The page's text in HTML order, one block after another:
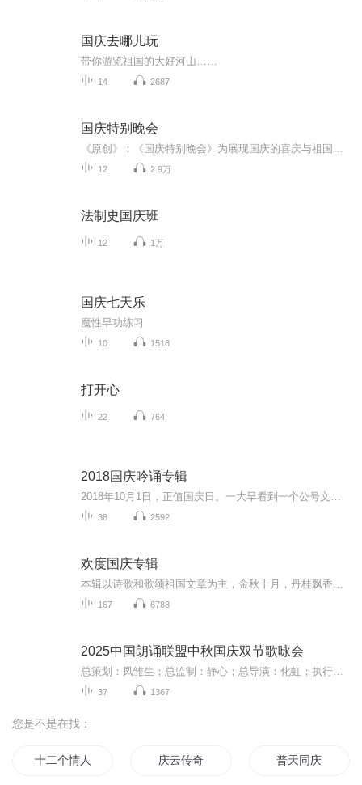
国庆去哪儿玩
带你游览祖国的大好河山……
14 2687
国庆特别晚会
12 2.9万
法制史国庆班
12 1万
国庆七天乐
魔性早功练习
10 1518
打开心
22 764
2018国庆吟诵专辑
38 2592
欢度国庆专辑
167 6788
2025中国朗诵联盟中秋国庆双节歌咏会
37 1367
您是不是在找：
十二个情人节 庆云传奇 普天同庆